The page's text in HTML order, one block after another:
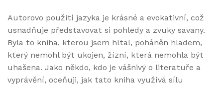
Autorovo použití jazyka je krásné a evokativní, což
usnadňuje představovat si pohledy a zvuky savany.
Byla to kniha, kterou jsem hltal, poháněn hladem,
který nemohl být ukojen, žízní, která nemohla být
uhašena. Jako někdo, kdo je vášnivý o literatuře a
vyprávění, oceňuji, jak tato kniha využívá sílu